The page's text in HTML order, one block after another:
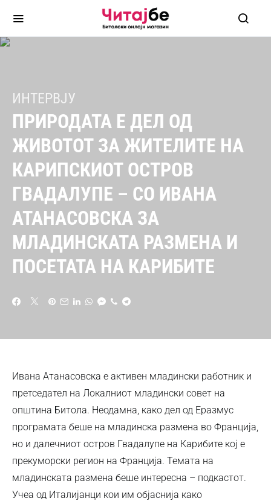
ИНТЕРВЈУ
ПРИРОДАТА Е ДЕЛ ОД
ЖИВОТОТ ЗА ЖИТЕЛИТЕ НА
КАРИПСКИОТ ОСТРОВ
ГВАДАЛУПЕ – СО ИВАНА
АТАНАСОВСКА ЗА
МЛАДИНСКАТА РАЗМЕНА И
ПОСЕТАТА НА КАРИБИТЕ
Ивана Атанасовска е активен младински работник и
претседател на Локалниот младински совет на
општина Битола. Неодамна, како дел од Еразмус
програмата беше на младинска размена во Франција,
но и далечниот остров Гвадалупе на Карибите кој е
прекуморски регион на Франција. Темата на
младинската размена беше интересна – подкастот.
Учеа од Италијанци кои им објаснија како